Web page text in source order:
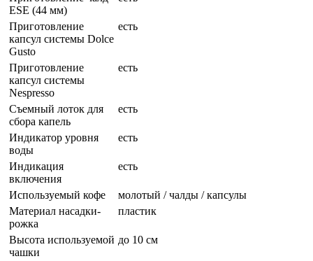
ESE (44 мм)
Приготовление
капсул системы Dolce
Gusto
есть
Приготовление
капсул системы
Nespresso
есть
Съемный лоток для
сбора капель
есть
Индикатор уровня
воды
есть
Индикация
включения
есть
Используемый кофе
молотый / чалды / капсулы
Материал насадки-
рожка
пластик
Высота используемой
чашки
до 10 см